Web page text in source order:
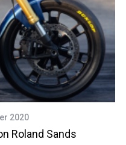
2020
Roland Sands